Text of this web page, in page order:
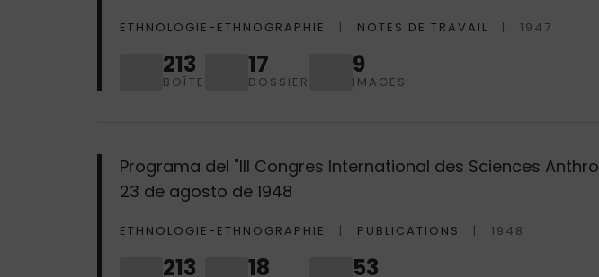
ETHNOLOGIE-ETHNOGRAPHIE NOTES DE TRAVAIL 1947
213
BOÎTE
17
DOSSIER
9
IMAGES
Programa del "III Congres International des Sciences
23 de agosto de 1948
ETHNOLOGIE-ETHNOGRAPHIE PUBLICATIONS 1948
213 18 53